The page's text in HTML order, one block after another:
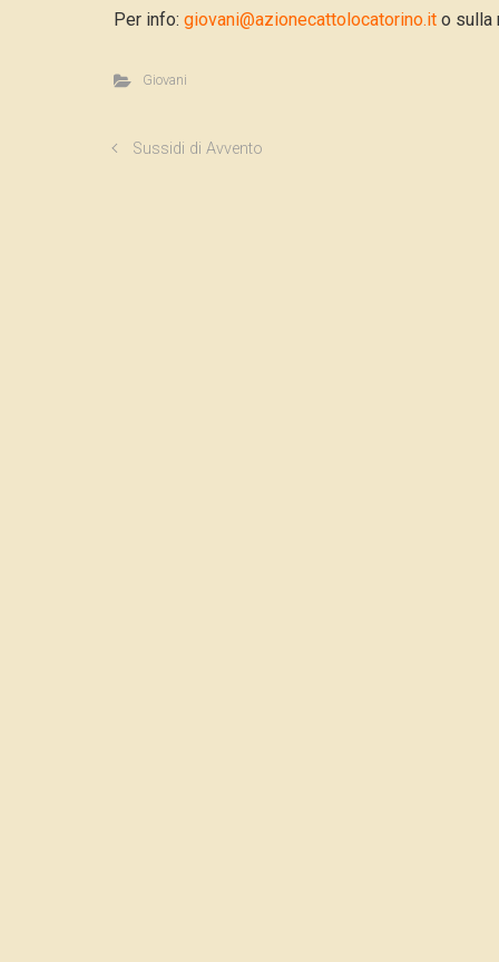
Per info: giovani@azionecattolocatorino.it o sulla
Giovani
Sussidi di Avvento